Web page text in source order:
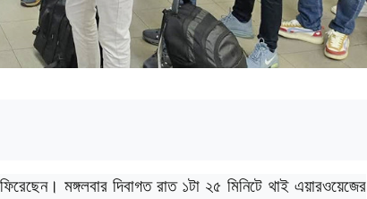
মঙ্গলবার দিবাগত রাত ১টা ২৫ মিনিটে থাই এয়ারওয়েজের